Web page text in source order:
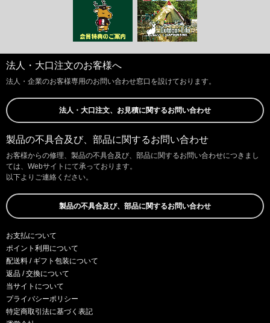
法人・大口注文のお客様へ
法人・企業のお客様専用のお問い合わせ窓口を設けております。
法人・大口注文、お見積に関するお問い合わせ
製品の不具合及び、部品に関するお問い合わせ
お客様からの修理、製品の不具合及び、部品に関するお問い合わせにつきまし
ては、Webサイトにて承っております。
以下よりご連絡ください。
製品の不具合及び、部品に関するお問い合わせ
お支払について
ポイント利用について
配送料 / ギフト包装について
返品 / 交換について
当サイトについて
プライバシーポリシー
特定商取引法に基づく表記